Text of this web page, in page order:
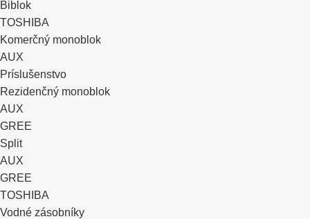
Biblok
TOSHIBA
Komerčný monoblok
AUX
Príslušenstvo
Rezidenčný monoblok
AUX
GREE
Split
AUX
GREE
TOSHIBA
Vodné zásobníky